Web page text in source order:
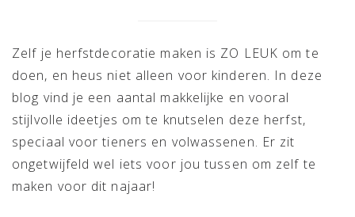
Zelf je herfstdecoratie maken is ZO LEUK om te
doen, en heus niet alleen voor kinderen. In deze
blog vind je een aantal makkelijke en vooral
stijlvolle ideetjes om te knutselen deze herfst,
speciaal voor tieners en volwassenen. Er zit
ongetwijfeld wel iets voor jou tussen om zelf te
maken voor dit najaar!